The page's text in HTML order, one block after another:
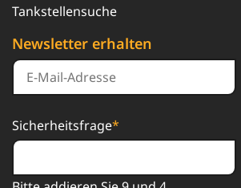
Tankstellensuche
Newsletter erhalten
Sicherheitsfrage*